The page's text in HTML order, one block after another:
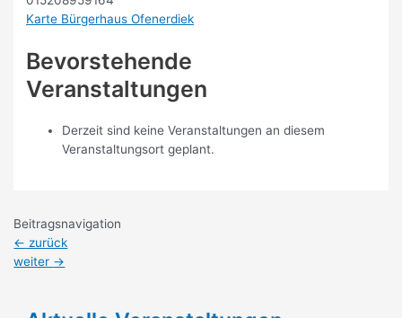
Karte Bürgerhaus Ofenerdiek
Bevorstehende
Veranstaltungen
Derzeit sind keine Veranstaltungen an diesem
Veranstaltungsort geplant.
Beitragsnavigation
← zurück
weiter →